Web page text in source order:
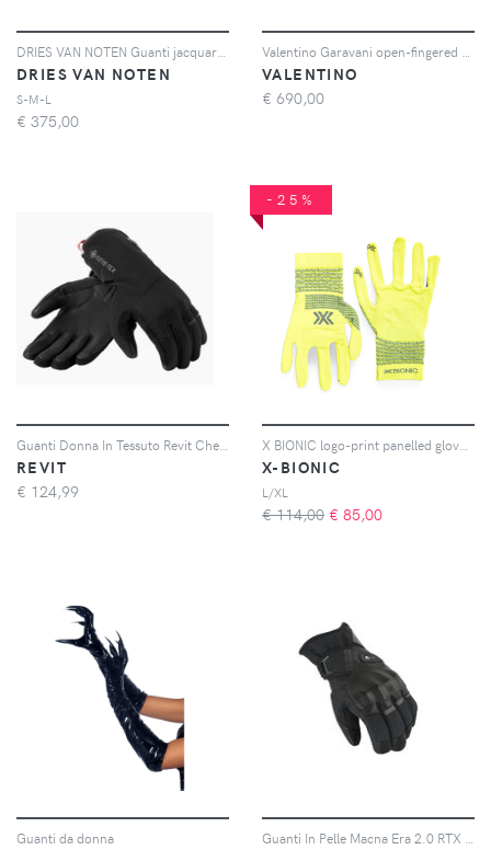
DRIES VAN NOTEN
S-M-L
€ 375,00
VALENTINO
€ 690,00
REVIT
€ 124,99
-25%
X-BIONIC
L/XL
€ 114,00 € 85,00
Guanti da donna